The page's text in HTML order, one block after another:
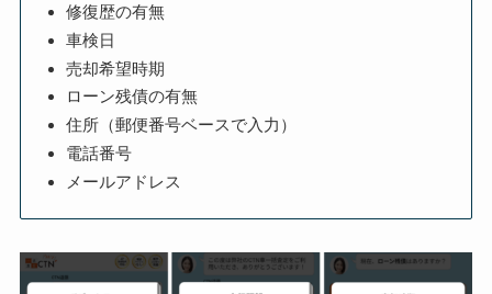
修復歴の有無
車検日
売却希望時期
ローン残債の有無
住所（郵便番号ベースで入力）
電話番号
メールアドレス